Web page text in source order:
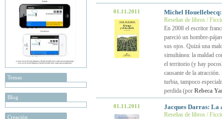
Temas
Blog
Creación
01.11.2011 Michel
Reseñas de libros /
En 2008 el escritor
pareció un hombre-
sus ojos. Quizá una
simultánea: la maldad
el territorio (y hay
causante de la
turbia, tampoco
perdida (por Rebeca
01.11.2011 Jacques Darras: La
Reseñas de libros /